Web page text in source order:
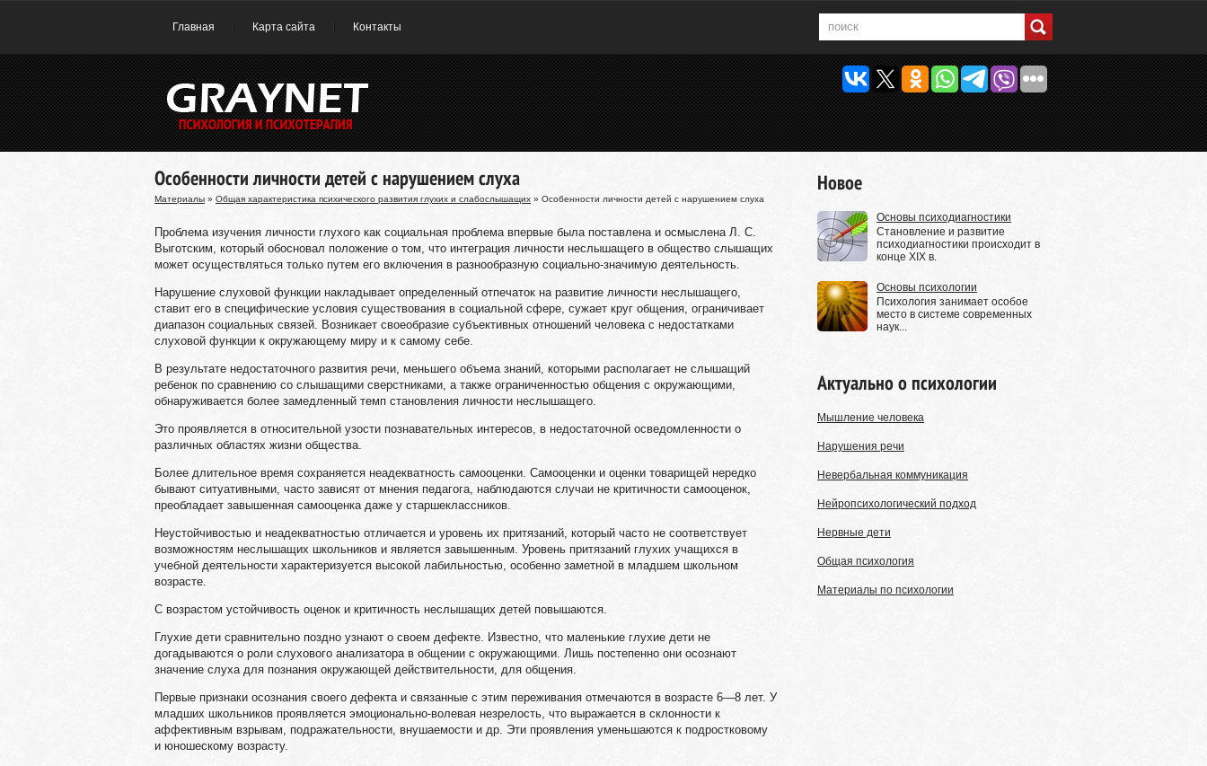
Главная Карта сайта Контакты
Новое
Основы психодиагностики
Становление и развитие
психодиагностики происходит в
конце XIX в.
Основы психологии
Психология занимает особое
место в системе современных
наук...
Актуально о психологии
Мышление человека
Нарушения речи
Невербальная коммуникация
Нейропсихологический подход
Нервные дети
Общая психология
Материалы по психологии
Особенности личности детей с нарушением слуха
Материалы » Общая характеристика психического развития глухих и слабослышащих » Особенности личности детей с нарушением слуха
Проблема изучения личности глухого как социальная проблема впервые была поставлена и осмыслена Л. С.
Выготским, который обосновал положение о том, что интеграция личности неслышащего в общество слышащих
может осуществляться только путем его включения в разнообразную социально-значимую деятельность.
Нарушение слуховой функции накладывает определенный отпечаток на развитие личности неслышащего,
ставит его в специфические условия существования в социальной сфере, сужает круг общения, ограничивает
диапазон социальных связей. Возникает своеобразие субъективных отношений человека с недостатками
слуховой функции к окружающему миру и к самому себе.
В результате недостаточного развития речи, меньшего объема знаний, которыми располагает не слышащий
ребенок по сравнению со слышащими сверстниками, а также ограниченностью общения с окружающими,
обнаруживается более замедленный темп становления личности неслышащего.
Это проявляется в относительной узости познавательных интересов, в недостаточной осведомленности о
различных областях жизни общества.
Более длительное время сохраняется неадекватность самооценки. Самооценки и оценки товарищей нередко
бывают ситуативными, часто зависят от мнения педагога, наблюдаются случаи не критичности самооценок,
преобладает завышенная самооценка даже у старшеклассников.
Неустойчивостью и неадекватностью отличается и уровень их притязаний, который часто не соответствует
возможностям неслышащих школьников и является завышенным. Уровень притязаний глухих учащихся в
учебной деятельности характеризуется высокой лабильностью, особенно заметной в младшем школьном
возрасте.
С возрастом устойчивость оценок и критичность неслышащих детей повышаются.
Глухие дети сравнительно поздно узнают о своем дефекте. Известно, что маленькие глухие дети не
догадываются о роли слухового анализатора в общении с окружающими. Лишь постепенно они осознают
значение слуха для познания окружающей действительности, для общения.
Первые признаки осознания своего дефекта и связанные с этим переживания отмечаются в возрасте 6—8 лет. У
младших школьников проявляется эмоционально-волевая незрелость, что выражается в склонности к
аффективным взрывам, подражательности, внушаемости и др. Эти проявления уменьшаются к подростковому
и юношескому возрасту.